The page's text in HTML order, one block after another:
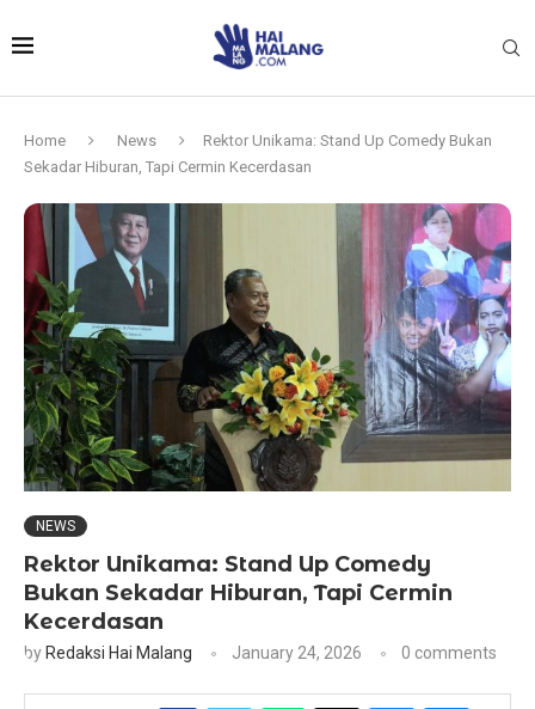
Home News
Rektor Unikama: Stand Up Comedy Bukan
Sekadar Hiburan, Tapi Cermin Kecerdasan
NEWS
Rektor Unikama: Stand Up Comedy
Bukan Sekadar Hiburan, Tapi Cermin
Kecerdasan
by Redaksi Hai Malang January 24, 2026 0 comments